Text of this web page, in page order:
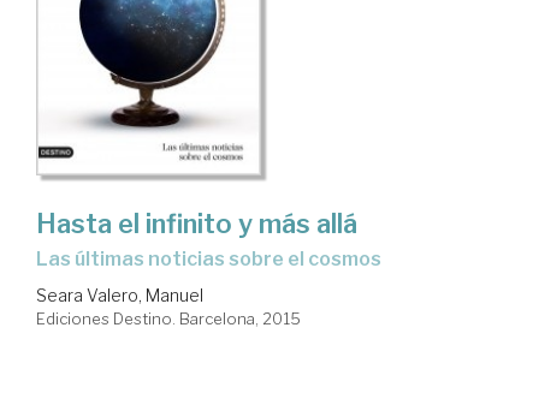
Hasta el infinito y más allá
las últimas noticias sobre el cosmos
Seara Valero, Manuel
Ediciones Destino. Barcelona, 2015